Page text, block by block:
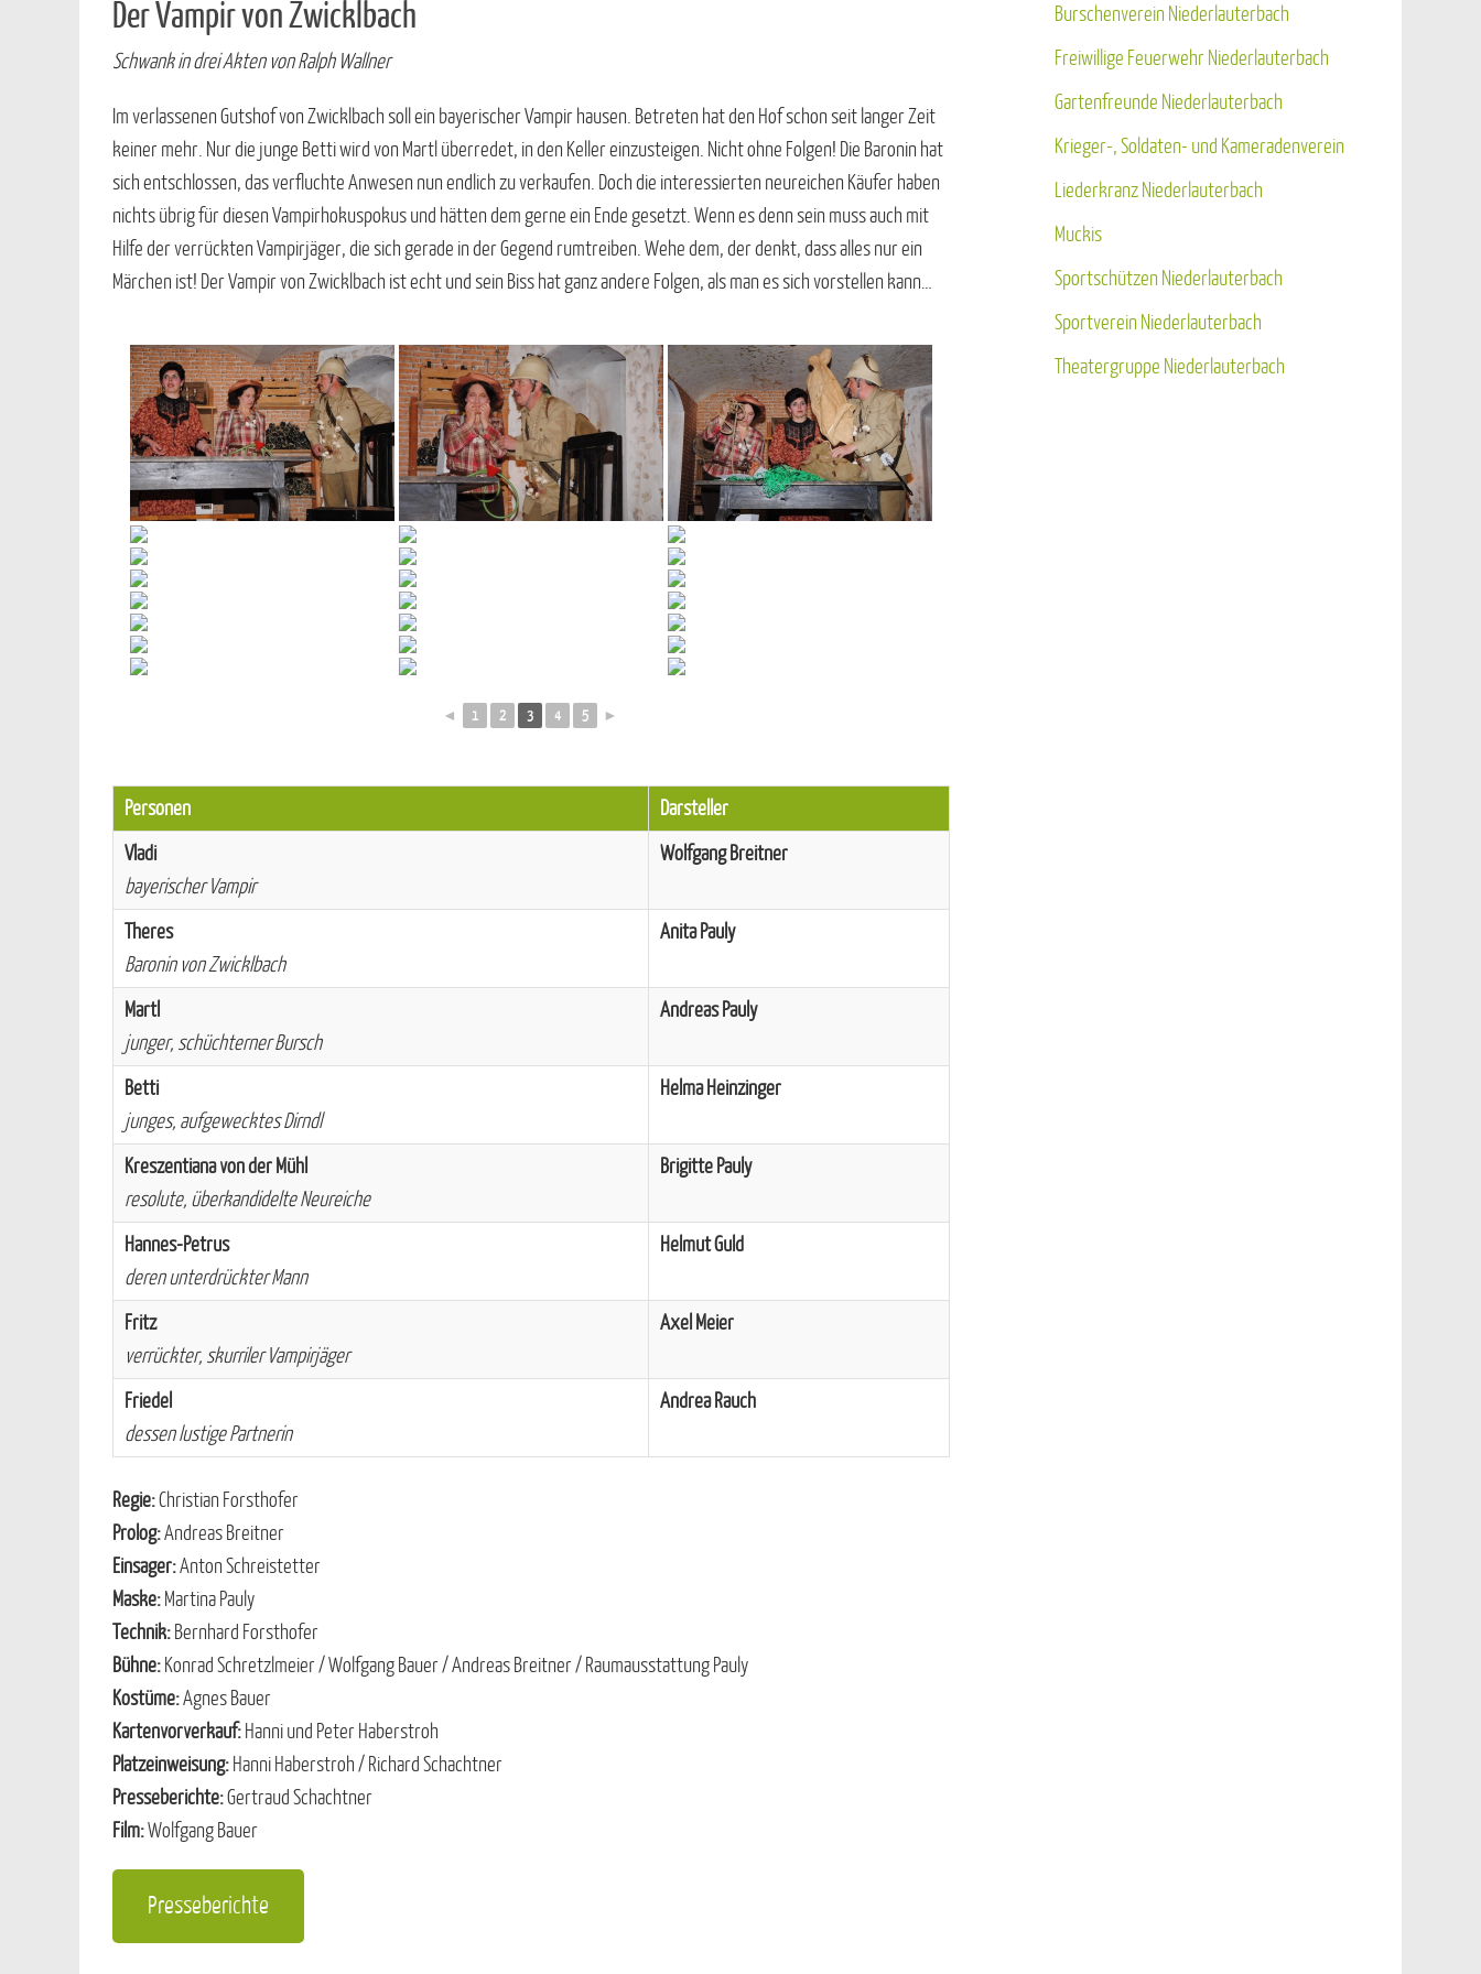
Der Vampir von Zwicklbach
Schwank in drei Akten von Ralph Wallner
Im verlassenen Gutshof von Zwicklbach soll ein bayerischer Vampir hausen. Betreten hat den Hof schon seit langer Zeit
keiner mehr. Nur die junge Betti wird von Martl überredet, in den Keller einzusteigen. Nicht ohne Folgen! Die Baronin hat
sich entschlossen, das verfluchte Anwesen nun endlich zu verkaufen. Doch die interessierten neureichen Käufer haben
nichts übrig für diesen Vampirhokuspokus und hätten dem gerne ein Ende gesetzt. Wenn es denn sein muss auch mit
Hilfe der verrückten Vampirjäger, die sich gerade in der Gegend rumtreiben. Wehe dem, der denkt, dass alles nur ein
Märchen ist! Der Vampir von Zwicklbach ist echt und sein Biss hat ganz andere Folgen, als man es sich vorstellen kann…
◄ 1 2 3 4 5 ►
Personen Darsteller
Vladi
bayerischer Vampir
Wolfgang Breitner
Theres
Baronin von Zwicklbach
Anita Pauly
Martl
junger, schüchterner Bursch
Andreas Pauly
Betti
junges, aufgewecktes Dirndl
Helma Heinzinger
Kreszentiana von der Mühl
resolute, überkandidelte Neureiche
Brigitte Pauly
Hannes-Petrus
deren unterdrückter Mann
Helmut Guld
Fritz
verrückter, skurriler Vampirjäger
Axel Meier
Friedel
dessen lustige Partnerin
Andrea Rauch
Regie:Christian Forsthofer
Prolog:Andreas Breitner
Einsager:Anton Schreistetter
Maske: Martina Pauly
Technik: Bernhard Forsthofer
Bühne: Konrad Schretzlmeier / Wolfgang Bauer / Andreas Breitner / Raumausstattung Pauly
Kostüme:Agnes Bauer
Kartenvorverkauf: Hanni und Peter Haberstroh
Platzeinweisung: Hanni Haberstroh / Richard Schachtner
Presseberichte:Gertraud Schachtner
Film:Wolfgang Bauer
Presseberichte
Burschenverein Niederlauterbach
Freiwillige Feuerwehr Niederlauterbach
Gartenfreunde Niederlauterbach
Krieger-, Soldaten- und Kameradenverein
Liederkranz Niederlauterbach
Muckis
Sportschützen Niederlauterbach
Sportverein Niederlauterbach
Theatergruppe Niederlauterbach